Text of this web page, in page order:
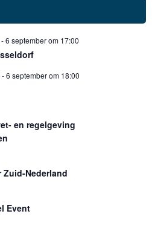
-6 september om 17:00
-6 september om 18:00
en regelgeving
Nederland
Event